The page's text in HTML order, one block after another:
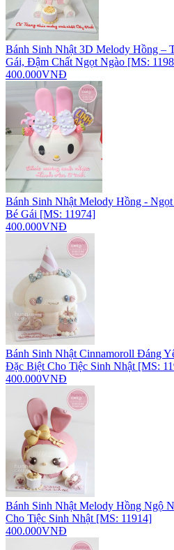
Bánh Sinh Nhật 3D Melody Hồng –
Gái, Đậm Chất Ngọt Ngào [MS:
400.000VNĐ
Bánh Sinh Nhật Melody Hồng -
Bé Gái [MS: 11974]
400.000VNĐ
Bánh Sinh Nhật Cinnamoroll Đáng
Đặc Biệt Cho Tiệc Sinh Nhật [MS:
400.000VNĐ
Bánh Sinh Nhật Melody Hồng Ngộ
Cho Tiệc Sinh Nhật [MS: 11914]
400.000VNĐ